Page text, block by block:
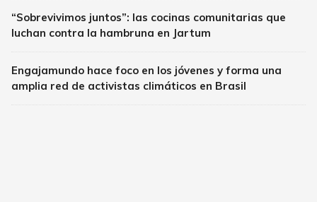
“Sobrevivimos juntos”: las cocinas comunitarias que
luchan contra la hambruna en Jartum
Engajamundo hace foco en los jóvenes y forma una
amplia red de activistas climáticos en Brasil